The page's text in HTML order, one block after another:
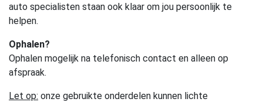
auto specialisten staan ook klaar om jou persoonlijk te
helpen.
Ophalen?
Ophalen mogelijk na telefonisch contact en alleen op
afspraak.
Let op: onze gebruikte onderdelen kunnen lichte